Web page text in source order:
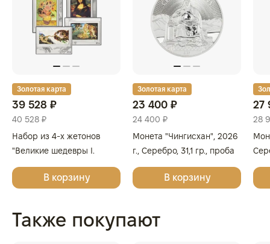
Золотая карта
39 528 ₽
40 528 ₽
Набор из 4-х жетонов
"Великие шедевры I.
Леонардо да Винчи,
Сандро Боттичелли,
62,2 гр., проба 999,
В корзину
Золотая карта
23 400 ₽
24 400 ₽
Монета "Чингисхан", 2026
г., Серебро, 31,1 гр., проба
999.9, МОНГОЛИЯ
В корзину
27
28
Также покупают